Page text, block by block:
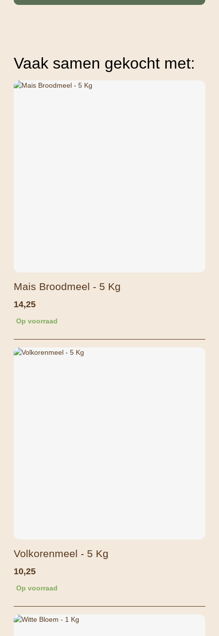
Vaak samen gekocht met:
Mais Broodmeel - 5 Kg
14,25
Op voorraad
Volkorenmeel - 5 Kg
10,25
Op voorraad